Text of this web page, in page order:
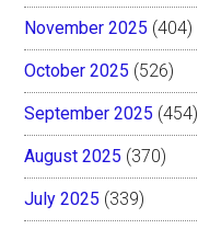
November 2025 (404)
October 2025 (526)
September 2025 (454)
August 2025 (370)
July 2025 (339)